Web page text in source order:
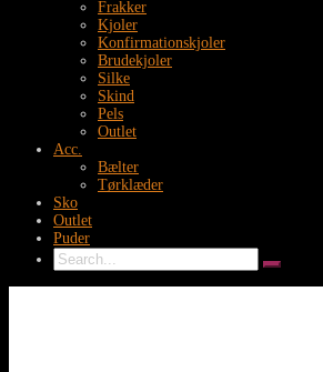
Frakker
Kjoler
Konfirmationskjoler
Brudekjoler
Silke
Skind
Pels
Outlet
Acc.
Bælter
Tørklæder
Sko
Outlet
Puder